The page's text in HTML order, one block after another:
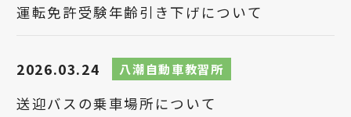
運転免許受験年齢引き下げについて
2026.03.24 八潮自動車教習所
送迎バスの乗車場所について